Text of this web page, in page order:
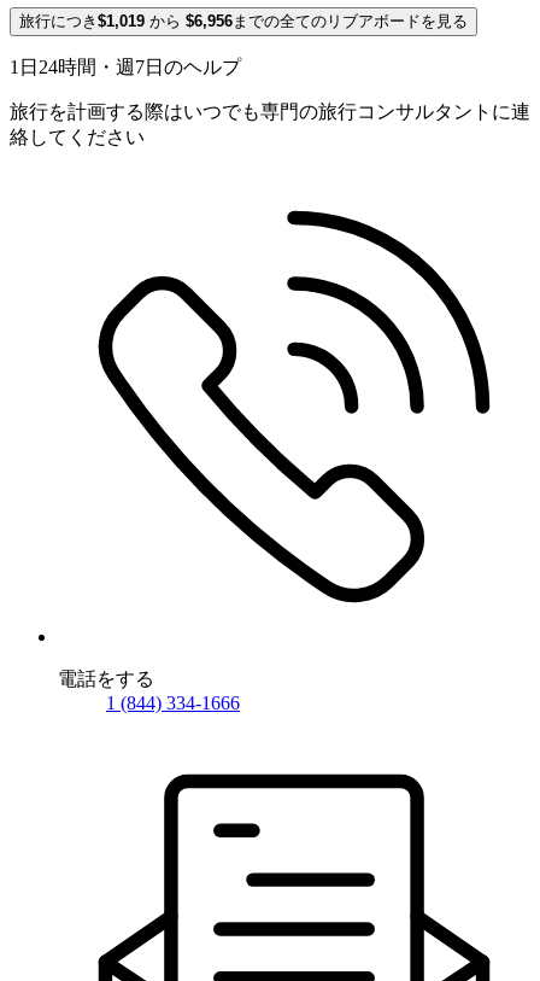
旅行につき $1,019 から $6,956までの全てのリブアボードを見る
1日24時間・週7日のヘルプ
旅行を計画する際はいつでも専門の旅行コンサルタントに連
絡してください
電話をする
1 (844) 334-1666